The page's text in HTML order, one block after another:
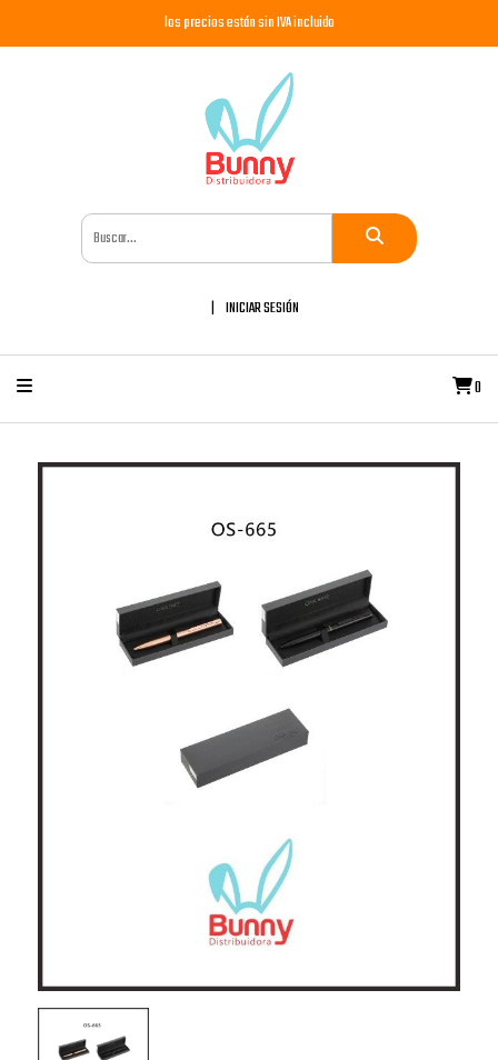
los precios están sin IVA incluido
INICIAR SESIÓN
0